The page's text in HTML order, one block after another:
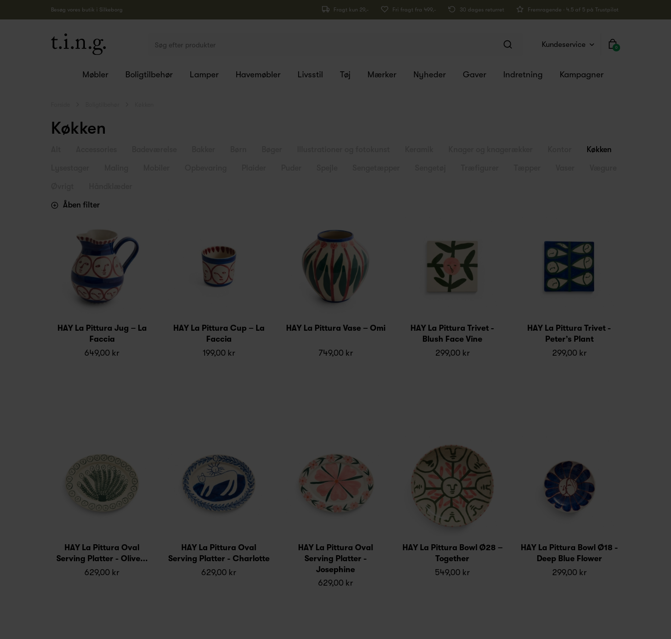
Besøg vores butik i Silkeborg Fragt kun 29,- Fri fragt fra 499,- 30 dages returret Fremragende · 4.5 af 5 på Trustpilot
0
Kundeservice
Møbler Boligtilbehør Lamper Havemøbler Livsstil Tøj Mærker Nyheder Gaver Indretning Kampagner
Køkken
Køkken
Åben filter
HAY La Pittura Jug – La
Faccia
649,00 kr
HAY La Pittura Cup – La
Faccia
199,00 kr
HAY La Pittura Vase – Omi
749,00 kr
HAY La Pittura Trivet -
Blush Face Vine
299,00 kr
HAY La Pittura Trivet -
Peter’s Plant
299,00 kr
HAY La Pittura Oval
Serving Platter - Olive...
629,00 kr
HAY La Pittura Oval
Serving Platter - Charlotte
629,00 kr
HAY La Pittura Oval
Serving Platter -
Josephine
629,00 kr
HAY La Pittura Bowl Ø28 –
Together
549,00 kr
HAY La Pittura Bowl Ø18 -
Deep Blue Flower
299,00 kr